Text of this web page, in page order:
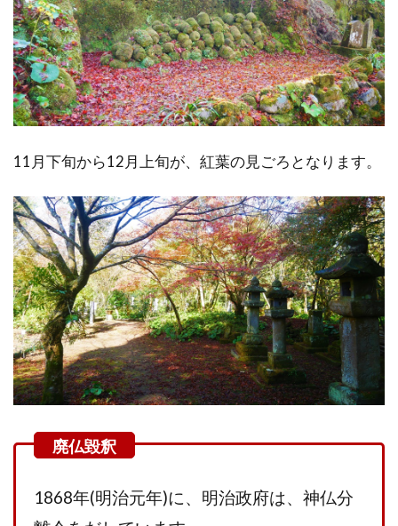
11月下旬から12月上旬が、紅葉の見ごろとなります。
1868年(明治元年)に、明治政府は、神仏分